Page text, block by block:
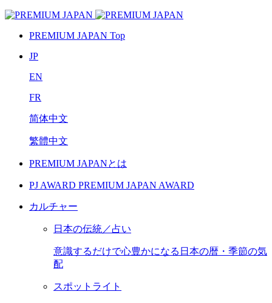
PREMIUM JAPAN Top
JP
EN
FR
简体中文
繁體中文
PREMIUM JAPANとは
PJ AWARD PREMIUM JAPAN AWARD
カルチャー
日本の伝統／占い
意識するだけで心豊かになる日本の暦・季節の気
配
スポットライト